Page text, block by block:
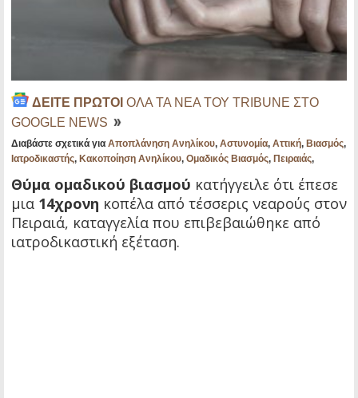
ΔΕΙΤΕ ΠΡΩΤΟΙ ΟΛΑ ΤΑ ΝΕΑ ΤΟΥ TRIBUNE ΣΤΟ
GOOGLE NEWS
Διαβάστε σχετικά για Αποπλάνηση Ανηλίκου, Αστυνομία, Αττική, Βιασμός,
Ιατροδικαστής, Κακοποίηση Ανηλίκου, Ομαδικός Βιασμός, Πειραιάς,
Θύμα ομαδικού βιασμού κατήγγειλε ότι έπεσε
μια 14χρονη κοπέλα από τέσσερις νεαρούς στον
Πειραιά, καταγγελία που επιβεβαιώθηκε από
ιατροδικαστική εξέταση.